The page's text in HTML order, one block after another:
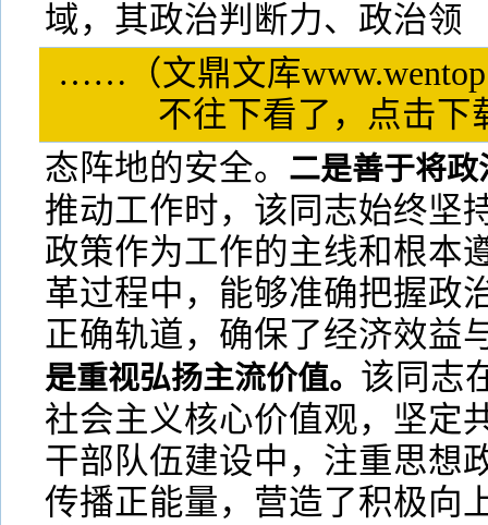
域，其政治判断力、政治领
……（文鼎文库
不往下看了，点击
态阵地的安全。 二是善于将
推动工作时，该同志始终坚
政策作为工作的主线和根本
革过程中，能够准确把握政
正确轨道，确保了经济效益
是重视弘扬主流价值。 该同志
社会主义核心价值观，坚定
干部队伍建设中，注重思想
传播正能量，营造了积极向